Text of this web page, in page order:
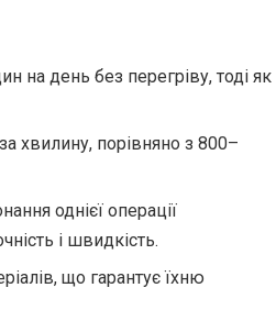
день без перегріву, тоді як
хвилину, порівняно з 800–
однієї операції
і швидкість.
що гарантує їхню